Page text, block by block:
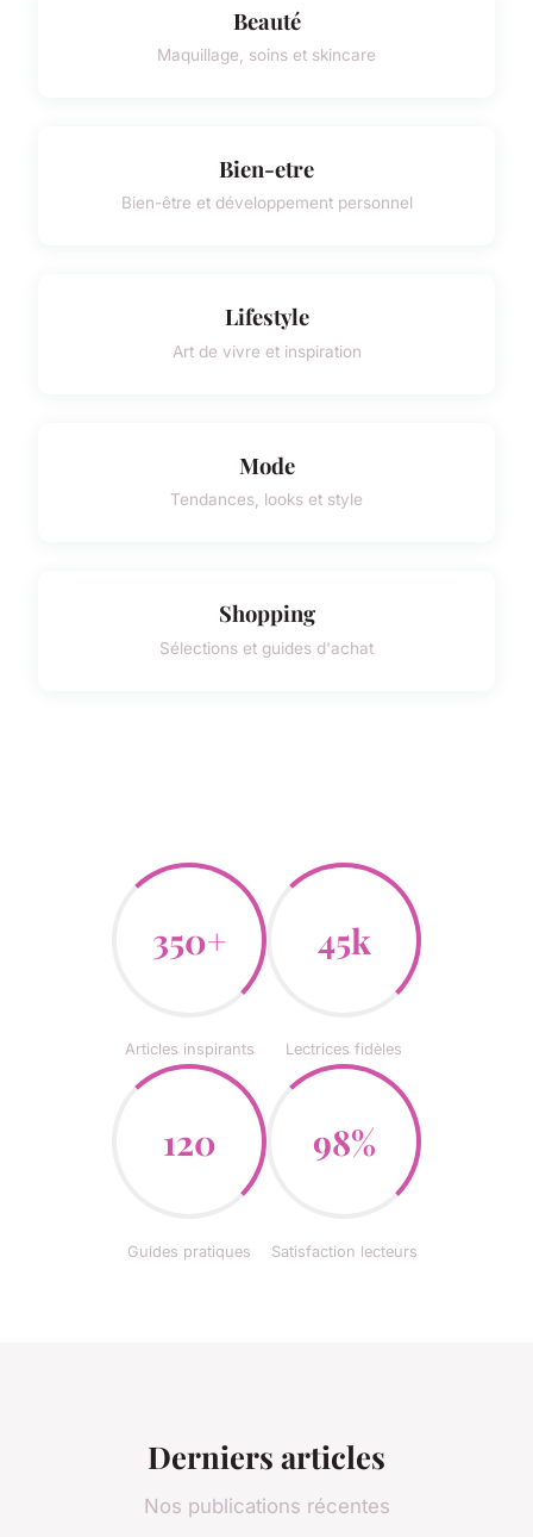
Beauté
Maquillage, soins et skincare
Bien-etre
Bien-être et développement personnel
Lifestyle
Art de vivre et inspiration
Mode
Tendances, looks et style
Shopping
Sélections et guides d'achat
350+
Articles inspirants
45k
Lectrices fidèles
120
Guides pratiques
98%
Satisfaction lecteurs
Derniers articles
Nos publications récentes